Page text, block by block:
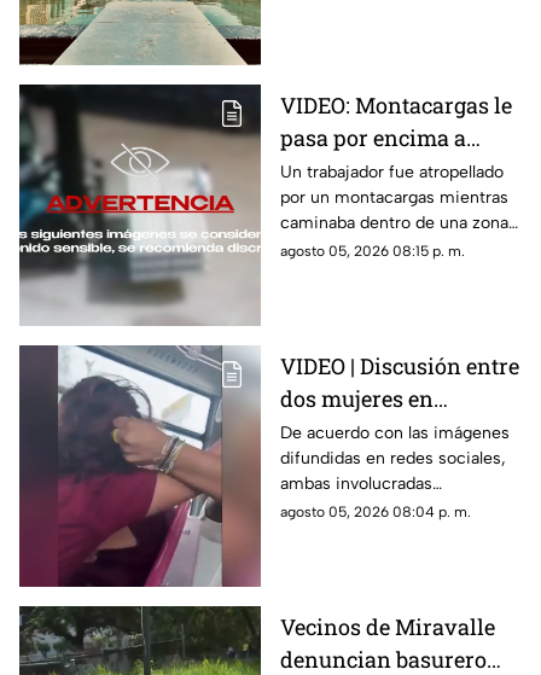
VIDEO: Montacargas le
pasa por encima a
trabajador dentro de
una bodega
Un trabajador fue atropellado
por un montacargas mientras
caminaba dentro de una zona
de trabajo; cámaras de
agosto 05, 2026 08:15 p. m.
VIDEO | Discusión entre
dos mujeres en
transporte público
termina en jalones de
cabello
De acuerdo con las imágenes
difundidas en redes sociales,
ambas involucradas
comenzaron a intercambiar
agosto 05, 2026 08:04 p. m.
Vecinos de Miravalle
denuncian basurero